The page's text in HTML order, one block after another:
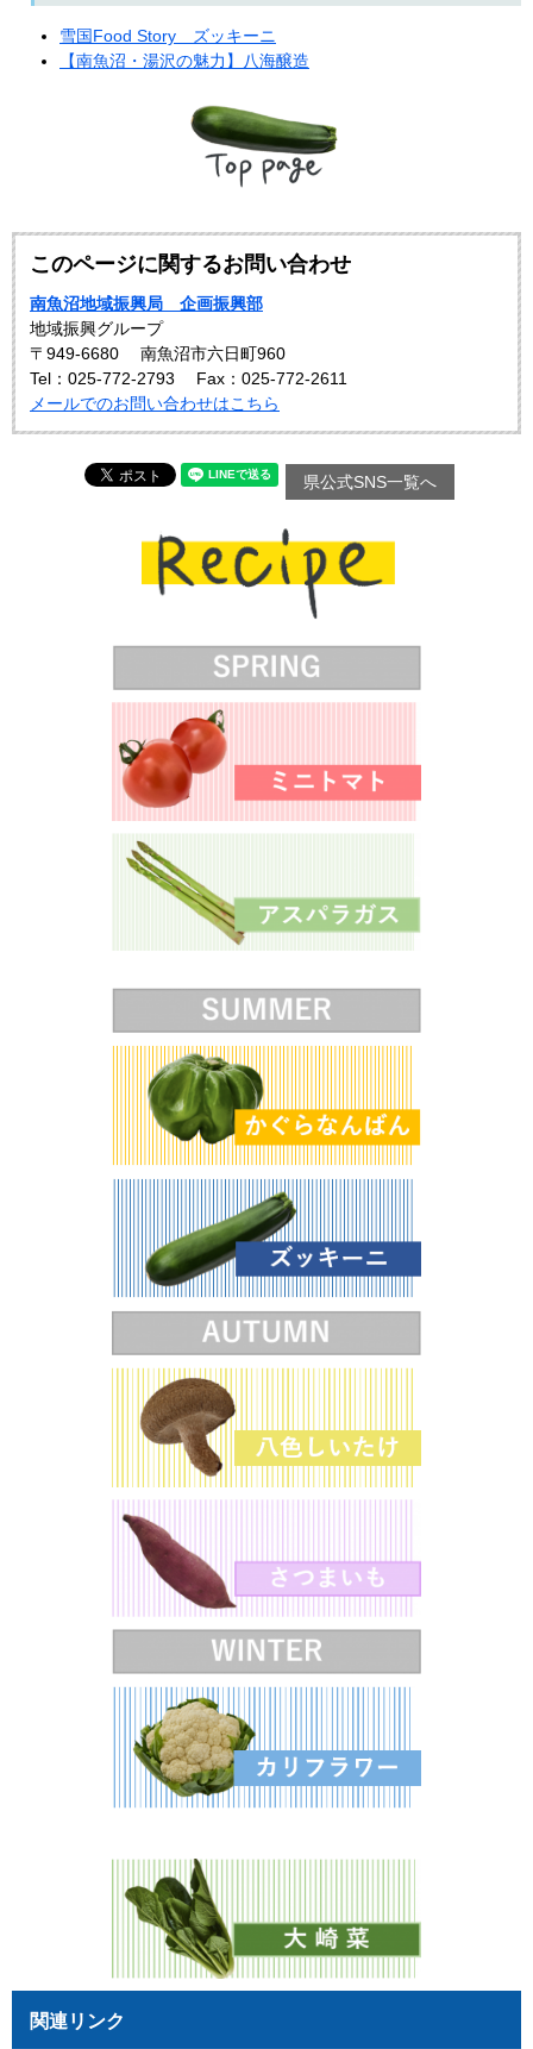
雪国Food Story ズッキーニ
【南魚沼・湯沢の魅力】​八海醸造
このページに関するお問い合わせ
南魚沼地域振興局 企画振興部
地域振興グループ
〒949-6680
南魚沼市六日町960
Tel：025-772-2793
Fax：025-772-2611
メールでのお問い合わせはこちら
県公式SNS一覧へ
関連リンク